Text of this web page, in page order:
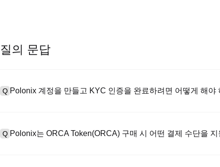
질의 문답
Q Polonix 계정을 만들고 KYC 인증을 완료하려면 어떻게 해야
하여 유효한 신분증 문서를 업로드하고 셀카를 찍어 KYC 인증을 완
Q Polonix는 ORCA Token(ORCA) 구매 시 어떤 결제 수단을